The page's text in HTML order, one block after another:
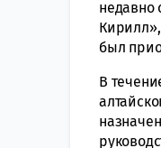
недавно
был
В